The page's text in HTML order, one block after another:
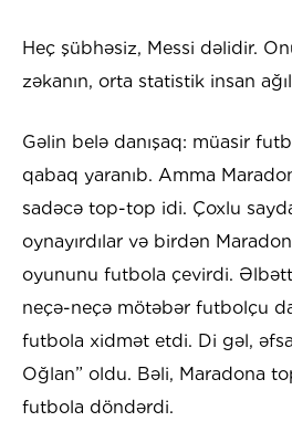
Heç şübhəsiz, Messi dəlidir.
zəkanın, orta statistik insan
Gəlin belə danışaq: müasir
qabaq yaranıb. Amma
sadəcə top-top idi. Çoxlu
oynayırdılar və birdən
oyununu futbola çevirdi.
neçə-neçə mötəbər futbolçu
futbola xidmət etdi. Di gəl,
Oğlan” oldu. Bəli, Maradona
futbola döndərdi.